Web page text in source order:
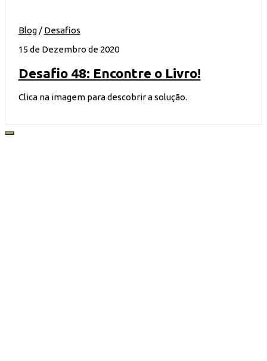
Blog/ Desafios
15 de Dezembro de 2020
Desafio 48: Encontre o Livro!
Clica na imagem para descobrir a solução.